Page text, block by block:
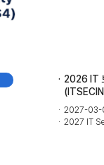
2026 IT
2027-03-
2027 IT